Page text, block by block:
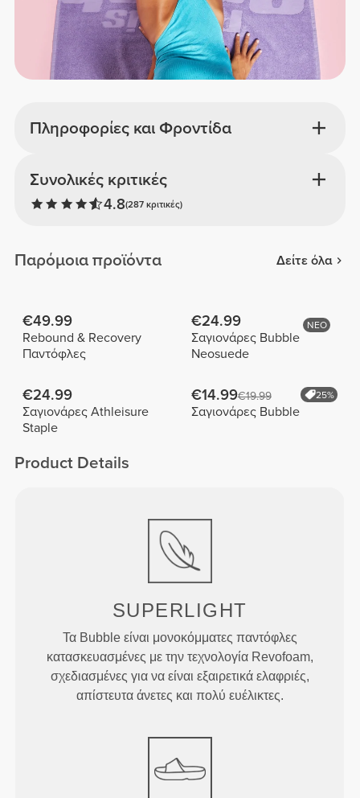
Πληροφορίες και Φροντίδα
Συνολικές κριτικές
4.8(287 κριτικές)
Παρόμοια προϊόντα Δείτε όλα
€49.99
Rebound & Recovery
Παντόφλες
ΝΕΟ
€24.99
Σαγιονάρες Bubble
Neosuede
€24.99
Σαγιονάρες Athleisure
Staple
€14.99€19.99 25%
Σαγιονάρες Bubble
Product Details
SUPERLIGHT
Τα Bubble είναι μονοκόμματες παντόφλες
κατασκευασμένες με την τεχνολογία Revofoam,
σχεδιασμένες για να είναι εξαιρετικά ελαφριές,
απίστευτα άνετες και πολύ ευέλικτες.